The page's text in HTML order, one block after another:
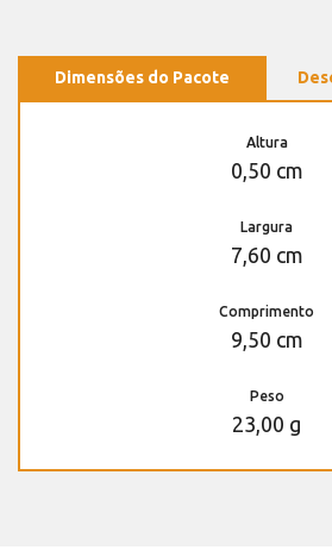
Dimensões do Pacote
Altura
0,50 cm
Largura
7,60 cm
Comprimento
9,50 cm
Peso
23,00 g